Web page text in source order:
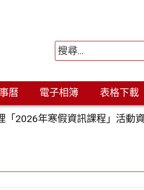
曆 電子相簿 表格下載
「2026年寒假資訊課程」活動